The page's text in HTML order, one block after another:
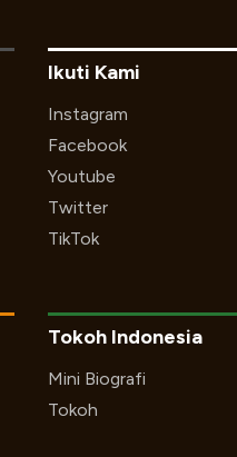
Ikuti Kami
Instagram
Facebook
Youtube
Twitter
TikTok
Tokoh Indonesia
Mini Biografi
Tokoh